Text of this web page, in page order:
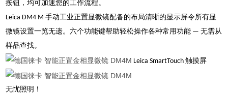
按钮，均可加速您的工作流程。
Leica DM4 M 手动工业正置显微镜配备的布局清晰的显示屏令所有显
微镜设置一览无遗。六个功能键帮助轻松操作各种常用功能 — 无需从
样品查找。
Leica SmartTouch 触摸屏
无忧照明！